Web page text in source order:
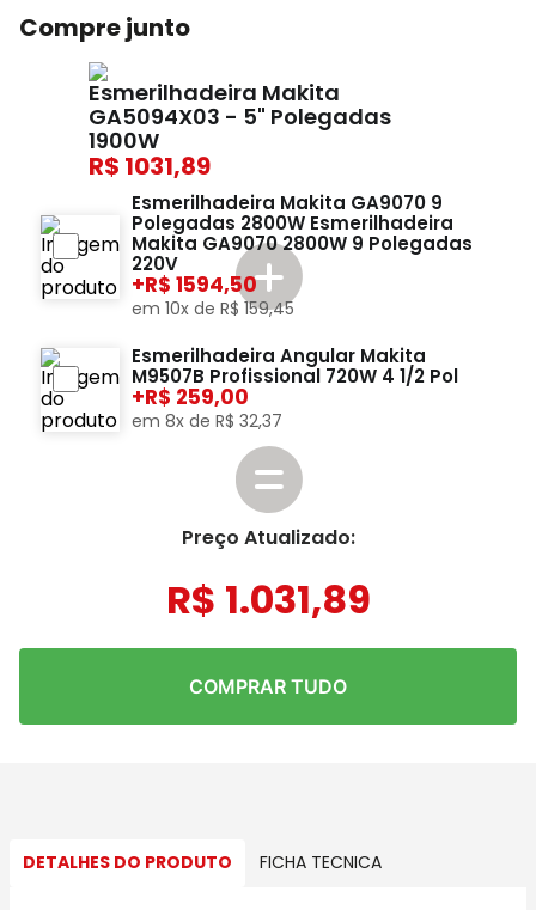
Compre junto
Esmerilhadeira Makita
GA5094X03 - 5" Polegadas
1900W
1031,89
Esmerilhadeira Makita GA9070 9
Polegadas 2800W Esmerilhadeira
Makita GA9070 2800W 9 Polegadas
220V
+ 1594,50
em 10x de R$ 159,45
Esmerilhadeira Angular Makita
M9507B Profissional 720W 4 1/2 Pol
+ 259,00
em 8x de R$ 32,37
Preço Atualizado:
R$ 1.031,89
COMPRAR TUDO
DETALHES DO PRODUTO FICHA TECNICA